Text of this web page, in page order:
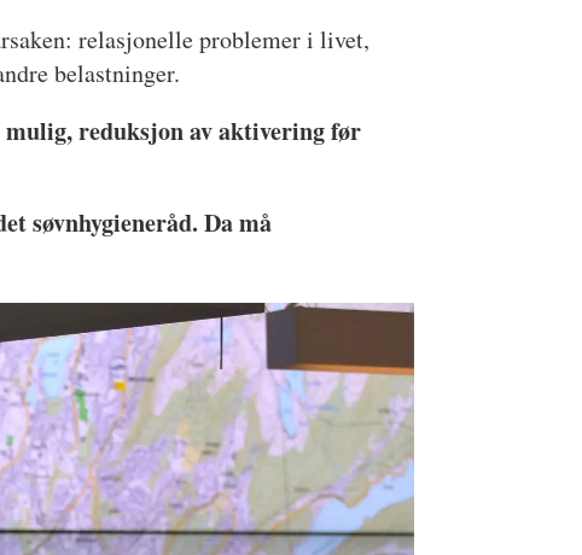
relasjonelle problemer i livet,
belastninger.
reduksjon av aktivering før
søvnhygieneråd. Da må